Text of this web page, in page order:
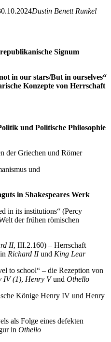
Dustin Benett Runkel
Signum
in our stars/But in ourselves“
Konzepte von Herrschaft
und Politische Philosophie
der Griechen und Römer
und
in Shakespeares Werk
in its institutions“ (Percy
der frühen römischen
II, III.2.160) – Herrschaft
Richard IIund King Lear
to school“ – die Rezeption von
IV (1), Henry Vund Othello
Könige Henry IV und Henry
als Folge eines defekten
in Othello